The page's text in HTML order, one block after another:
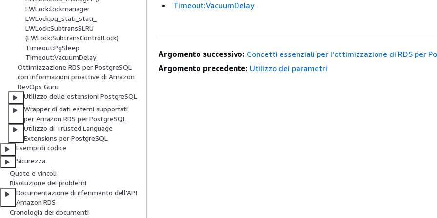
LWLock:lockmanager
LWLock:pg_stati_stati_
LWLock:SubtransSLRU
(LWLock:SubtransControlLock)
Timeout:PgSleep
Timeout:VacuumDelay
Ottimizzazione RDS per PostgreSQL
con informazioni proattive di Amazon
DevOps Guru
Utilizzo delle estensioni PostgreSQL
Wrapper di dati esterni supportati
per Amazon RDS per PostgreSQL
Utilizzo di Trusted Language
Extensions per PostgreSQL
Esempi di codice
Sicurezza
Quote e vincoli
Risoluzione dei problemi
Documentazione di riferimento dell'API
Amazon RDS
Cronologia dei documenti
Timeout:VacuumDelay
Argomento successivo: Concetti essenziali per l'ottimizzazione di RDS per
Argomento precedente: Utilizzo dei parametri